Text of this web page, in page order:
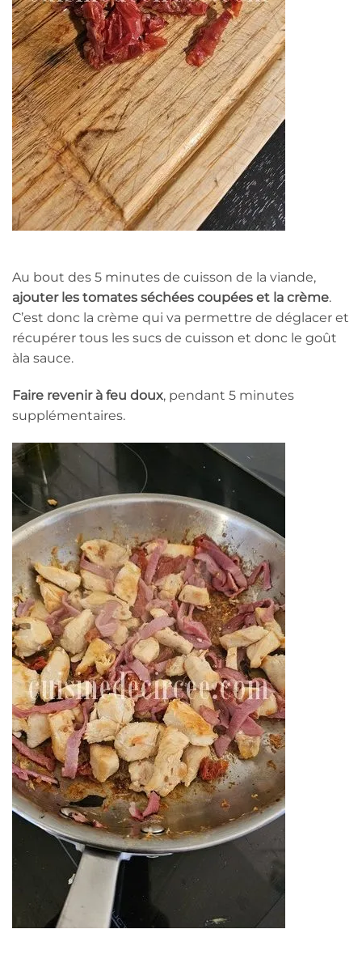
Au bout des 5 minutes de cuisson de la viande,
ajouter les tomates séchées coupées et la crème.
C’est donc la crème qui va permettre de déglacer et
récupérer tous les sucs de cuisson et donc le goût
àla sauce.
Faire revenir à feu doux, pendant 5 minutes
supplémentaires.